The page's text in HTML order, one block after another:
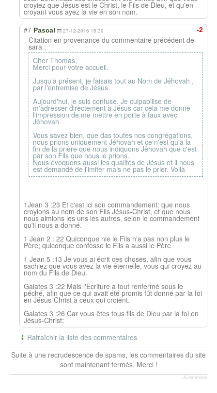
croyiez que Jésus est le Christ, le Fils de Dieu, et qu'en
croyant vous ayez la vie en son nom.
-2
#7 Pascal 27-12-2016 15:39
Citation en provenance du commentaire précédent de
sara :
Cher Thomas,
Merci pour votre accueil.
Jusqu'à présent, je faisais tout au Nom de Jéhovah ,
par l'entremise de Jésus.
Aujourd'hui, je suis confuse. Je culpabilise de
m'adresser directement à Jésus car cela me donne
l'impression de me mettre en porte à faux avec
Jéhovah.
Vous savez bien, que das toutes nos congrégations,
nous prions uniquement Jéhovah et ce n'est qu'à la
fin de la prière que nous indiquons Jéhovah que c'est
par son Fils que nous le prions.
Nous évoquons aussi les qualités de Jésus et il nous
est demandé de l'imiter mais ne pas le prier. Voilà
1Jean 3 :23 Et c'est ici son commandement: que nous
croyions au nom de son Fils Jésus-Christ, et que nous
nous aimions les uns les autres, selon le commandement
qu'il nous a donné.
1 Jean 2 : 22 Quiconque nie le Fils n'a pas non plus le
Père; quiconque confesse le Fils a aussi le Père
1 Jean 5 :13 Je vous ai écrit ces choses, afin que vous
sachiez que vous avez la vie éternelle, vous qui croyez au
nom du Fils de Dieu.
Galates 3 :22 Mais l'Ecriture a tout renfermé sous le
péché, afin que ce qui avait été promis fût donné par la foi
en Jésus-Christ à ceux qui croient.
Galates 3 :26 Car vous êtes tous fils de Dieu par la foi en
Jésus-Christ;
Rafraîchir la liste des commentaires
Suite à une recrudescence de spams, les commentaires du site
sont maintenant fermés. Merci !
JComments